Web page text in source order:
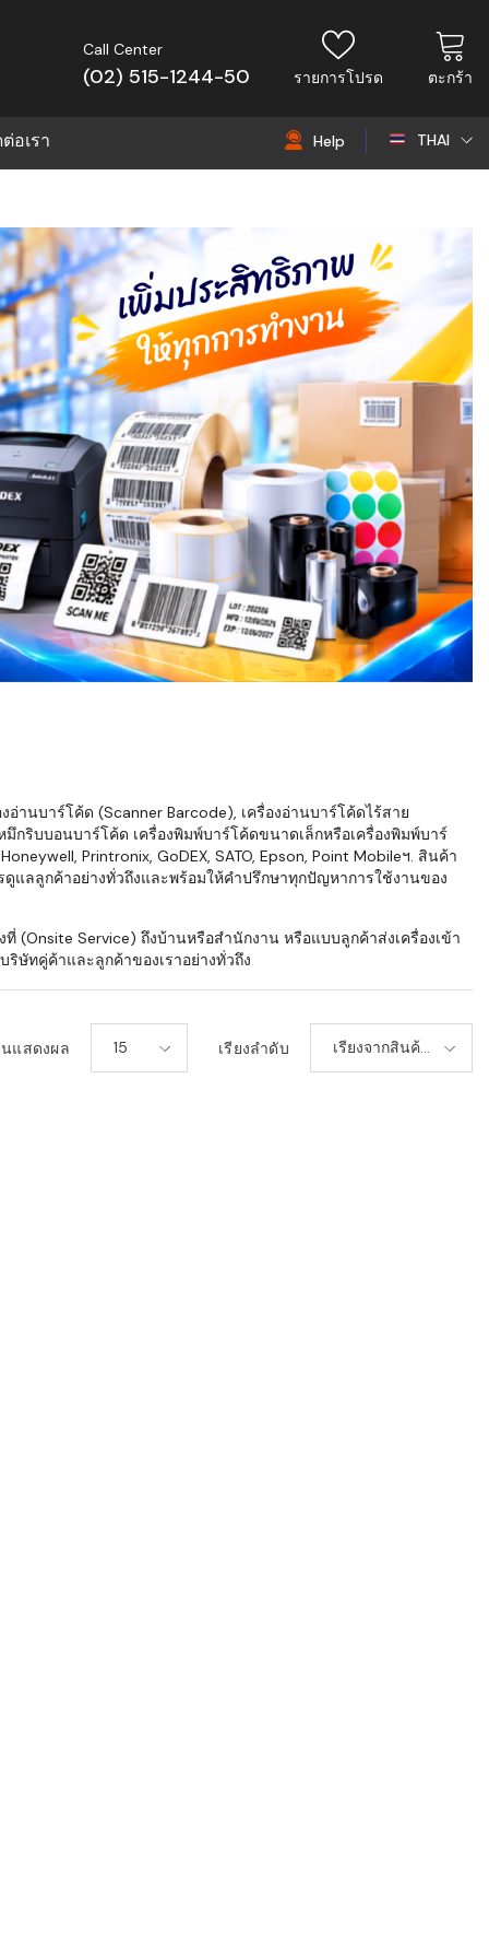
Call Center
(02) 515-1244-50 รายการโปรด ตะกร้า
อเรา Help THAI
EN
านบาร์โค้ด (Scanner Barcode), เครื่องอ่านบาร์โค้ดไร้สาย
กริบบอนบาร์โค้ด เครื่องพิมพ์บาร์โค้ดขนาดเล็กหรือเครื่องพิมพ์บาร์
Printronix, GoDEX, SATO, Epson, Point Mobileฯ. สินค้า
แลลูกค้าอย่างทั่วถึงและพร้อมให้คำปรึกษาทุกปัญหาการใช้งานของ
(Onsite Service) ถึงบ้านหรือสำนักงาน หรือแบบลูกค้าส่งเครื่องเข้า
ษัทคู่ค้าและลูกค้าของเราอย่างทั่วถึง
แสดงผล 15 เรียงลำดับ
เรียงจากสินค้า
ใหม่-เก่า